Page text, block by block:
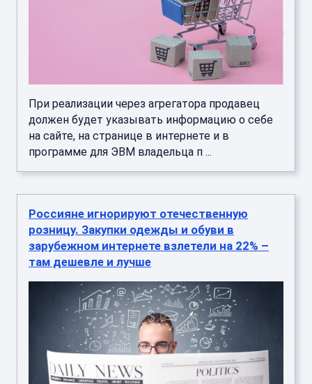
При реализации через агрегатора продавец
должен будет указывать информацию о себе
на сайте, на странице в интернете и в
программе для ЭВМ владельца п ...
Россияне игнорируют отечественную
розницу. Закупки одежды и обуви в
зарубежном интернете взлетели на 22% –
там дешевле и лучше